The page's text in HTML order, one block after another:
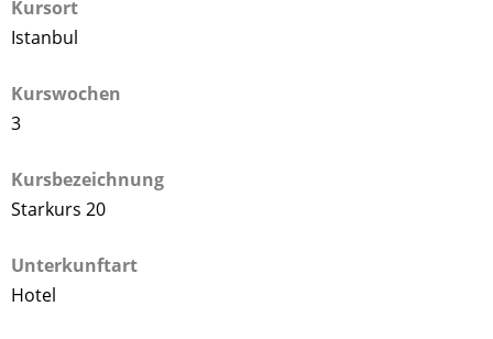
Kursort
Istanbul
Kurswochen
3
Kursbezeichnung
Starkurs 20
Unterkunftart
Hotel